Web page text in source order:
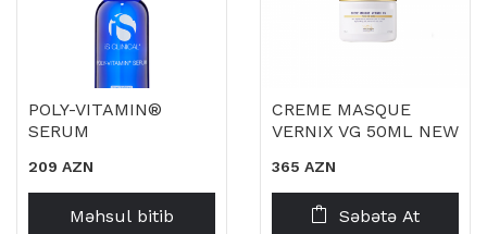
POLY-VITAMIN®
SERUM
209 AZN
Məhsul bitib
CREME MASQUE
VERNIX VG 50ML NEW
365 AZN
Səbətə At